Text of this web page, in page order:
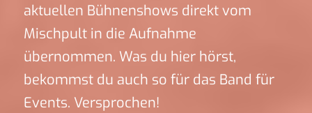
aktuellen Bühnenshows direkt vom
Mischpult in die Aufnahme
übernommen. Was du hier hörst,
bekommst du auch so für das Band für
Events. Versprochen!